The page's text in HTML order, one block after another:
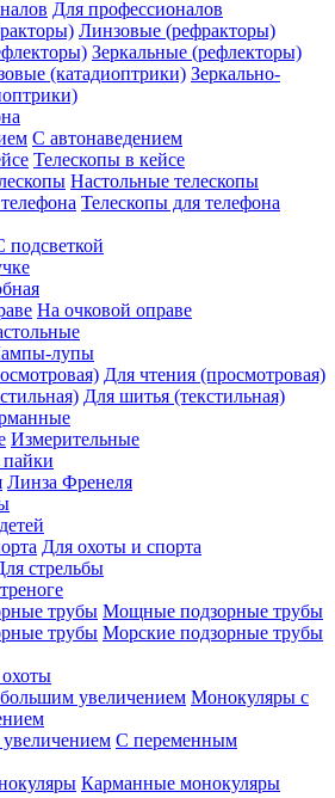
Для профессионалов
Линзовые (рефракторы)
Зеркальные (рефлекторы)
Зеркально-
С автонаведением
Телескопы в кейсе
Настольные телескопы
Телескопы для телефона
подсветкой
На очковой оправе
лупы
Для чтения (просмотровая)
Для шитья (текстильная)
Измерительные
Линза Френеля
Для охоты и спорта
стрельбы
Мощные подзорные трубы
Морские подзорные трубы
Монокуляры с
С переменным
Карманные монокуляры